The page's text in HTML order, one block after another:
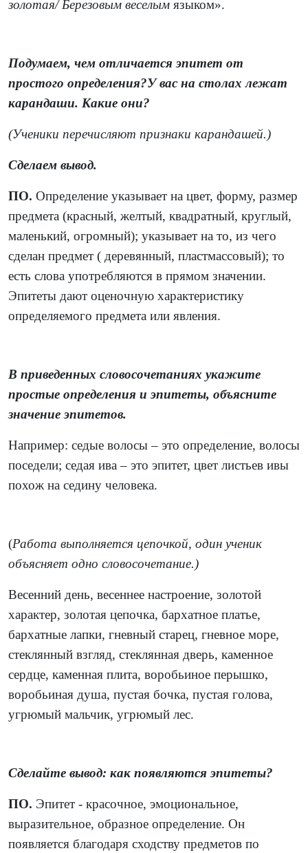
золотая/ Березовым веселым языком».
Подумаем, чем отличается эпитет от
простого определения?У вас на столах лежат
карандаши. Какие они?
(Ученики перечисляют признаки карандашей.)
Сделаем вывод.
ПО. Определение указывает на цвет, форму, размер
предмета (красный, желтый, квадратный, круглый,
маленький, огромный); указывает на то, из чего
сделан предмет ( деревянный, пластмассовый); то
есть слова употребляются в прямом значении.
Эпитеты дают оценочную характеристику
определяемого предмета или явления.
В приведенных словосочетаниях укажите
простые определения и эпитеты, объясните
значение эпитетов.
Например: седые волосы – это определение, волосы
поседели; седая ива – это эпитет, цвет листьев ивы
похож на седину человека.
(Работа выполняется цепочкой, один ученик
объясняет одно словосочетание.)
Весенний день, весеннее настроение, золотой
характер, золотая цепочка, бархатное платье,
бархатные лапки, гневный старец, гневное море,
стеклянный взгляд, стеклянная дверь, каменное
сердце, каменная плита, воробьиное перышко,
воробьиная душа, пустая бочка, пустая голова,
угрюмый мальчик, угрюмый лес.
Сделайте вывод: как появляются эпитеты?
ПО. Эпитет - красочное, эмоциональное,
выразительное, образное определение. Он
появляется благодаря сходству предметов по